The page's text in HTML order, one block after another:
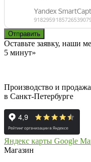
Оставьте заявку, наши
5 минут»
Производство и
в Санкт-Петербурге
Яндекс карты Google
Магазин